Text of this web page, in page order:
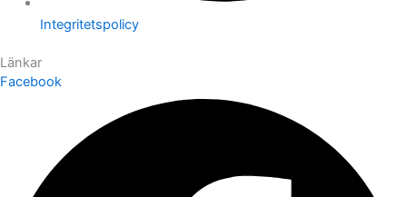
Integritetspolicy
Länkar
Facebook